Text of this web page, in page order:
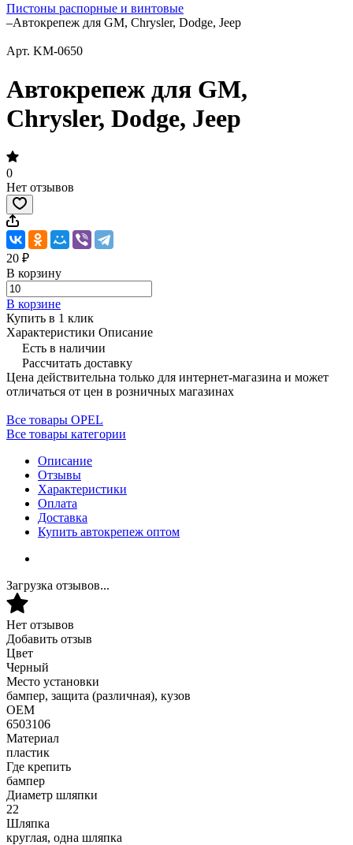
Пистоны распорные и винтовые
–Автокрепеж для GM, Chrysler, Dodge, Jeep
Арт. KM-0650
Автокрепеж для GM,
Chrysler, Dodge, Jeep
0
Нет отзывов
20 ₽
В корзину
В корзине
Купить в 1 клик
Характеристики Описание
Есть в наличии
Рассчитать доставку
Цена действительна только для интернет-магазина и может
отличаться от цен в розничных магазинах
Все товары OPEL
Все товары категории
Описание
Отзывы
Характеристики
Оплата
Доставка
Купить автокрепеж оптом
Загрузка отзывов...
Нет отзывов
Добавить отзыв
Цвет
Черный
Место установки
бампер, защита (различная), кузов
OEM
6503106
Материал
пластик
Где крепить
бампер
Диаметр шляпки
22
Шляпка
круглая, одна шляпка